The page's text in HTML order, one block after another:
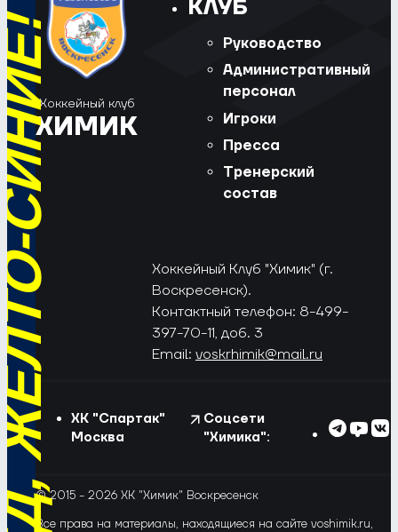
СИНИЕ!
Хоккейный клуб
ХИМИК
КЛУБ
Руководство
Административный
персонал
Игроки
Пресса
Тренерский
состав
Хоккейный Клуб "Химик" (г.
Воскресенск).
Контактный телефон: 8-499-
397-70-11, доб. 3
Email: voskrhimik@mail.ru
ХК "Спартак"
Москва
Соцсети
"Химика":
© 2015 - 2026 ХК "Химик" Воскресенск
Все права на материалы, находящиеся на сайте voshimik.ru,